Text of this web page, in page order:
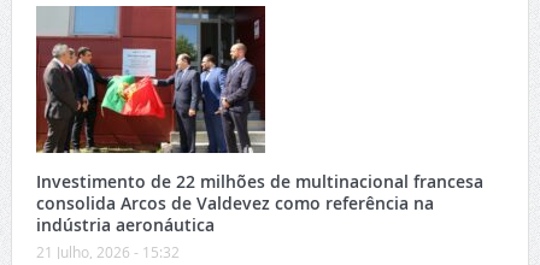
Investimento de 22 milhões de multinacional francesa
consolida Arcos de Valdevez como referência na
indústria aeronáutica
21 Julho, 2026 - 15:32